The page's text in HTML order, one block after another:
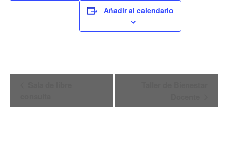
Añadir al calendario
del